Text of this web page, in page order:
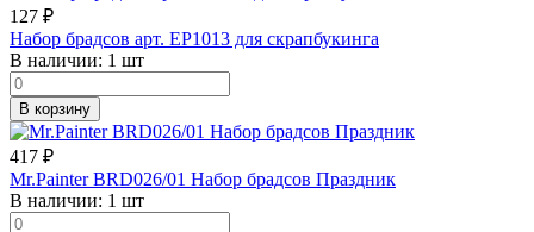
127 ₽
Набор брадсов арт. EP1013 для скрапбукинга
В наличии: 1 шт
В корзину
417 ₽
Mr.Painter BRD026/01 Набор брадсов Праздник
В наличии: 1 шт